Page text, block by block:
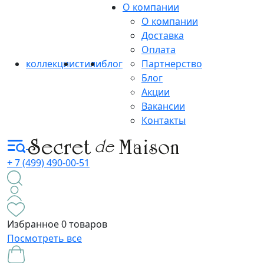
коллекциистилиблог
О компании
О компании
Доставка
Оплата
Партнерство
Блог
Акции
Вакансии
Контакты
+ 7 (499) 490-00-51
Избранное0 товаров
Посмотреть все